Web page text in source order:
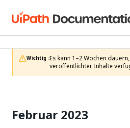
Wichtig :Es kann 1–2 Wochen
veröffentlichter Inhalte
Februar 2023